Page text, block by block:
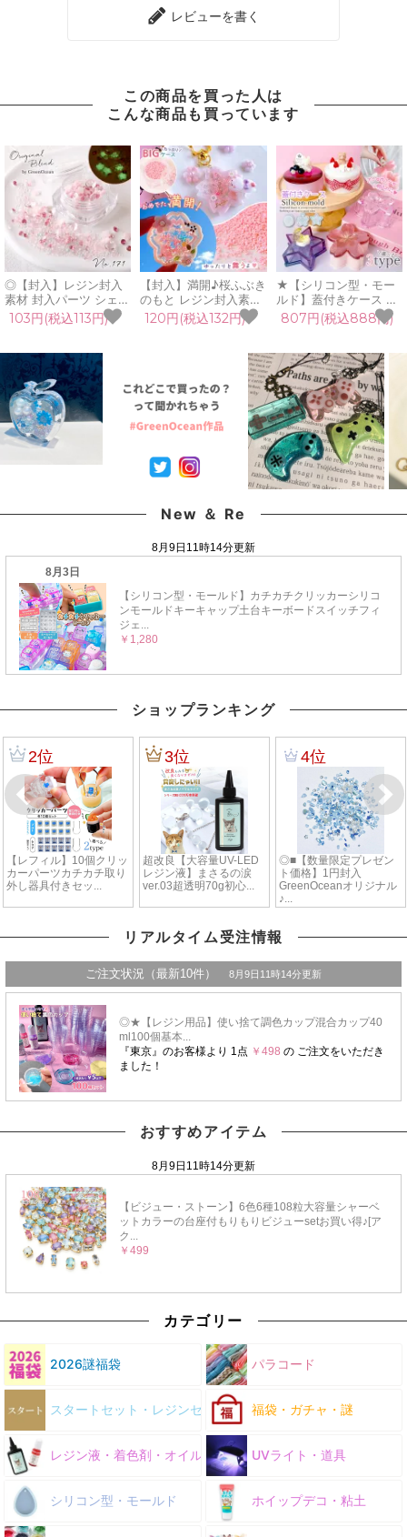
レビューを書く
この商品を買った人は
こんな商品も買っています
◎【封入】レジン封入
素材 封入パーツ シェイ
カー デコパーツ サクラ
ドロップス 蓄光 桜 さ
GreenOceanオリジナ
ルブレンド♪《No171》
ミックス ピンク 透明
103円(税込113円)
【封入】満開♪桜ふぶき
のもと レジン封入素材
封入パーツ 桜色 桜の粉
さくら サクラ 桜吹雪
ダー フレーク 春 入学
卒業 合格 御守 お守り
素材 UVレジン クラフ
ト
120円(税込132円)
★【シリコン型・モー
ルド】蓋付きケース シ
リコンモールド レジン
型 丸 桜 星 さくら スタ
ふたつき 3d 立体 2液
性レジン 二液 エポキシ
樹脂 クラフト《選べる
3種》
807円(税込888円)
New ＆ Re
ショップランキング
リアルタイム受注情報
おすすめアイテム
カテゴリー
2026謎福袋 パラコード
スタートセット・レジンセット 福袋・ガチャ・謎
レジン液・着色剤・オイル UVライト・道具
シリコン型・モールド ホイップデコ・粘土